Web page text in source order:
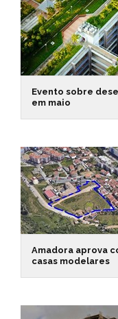
Evento sobre
em maio
Amadora aprova
casas modelares